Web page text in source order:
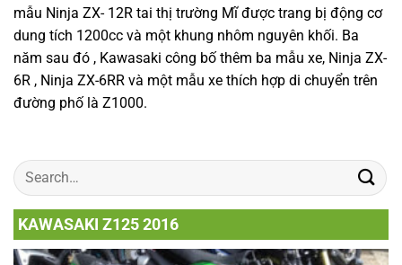
mẫu Ninja ZX- 12R tai thị trường Mĩ được trang bị động cơ
dung tích 1200cc và một khung nhôm nguyên khối. Ba
năm sau đó , Kawasaki công bố thêm ba mẫu xe, Ninja ZX-
6R , Ninja ZX-6RR và một mẫu xe thích hợp di chuyển trên
đường phố là Z1000.
KAWASAKI Z125 2016